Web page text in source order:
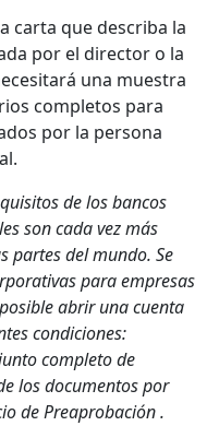
carta que describa la
por el director o la
una muestra
completos para
por la persona
de los bancos
son cada vez más
partes del mundo. Se
para empresas
abrir una cuenta
condiciones:
completo de
los documentos por
de Preaprobación .